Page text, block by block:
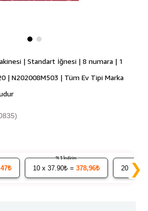
| Standart İğnesi | 8 numara | 1
| N202008M503 | Tüm Ev Tipi Marka
10x 37.90₺ = 378,96₺
% 5 İndirim
20x❯